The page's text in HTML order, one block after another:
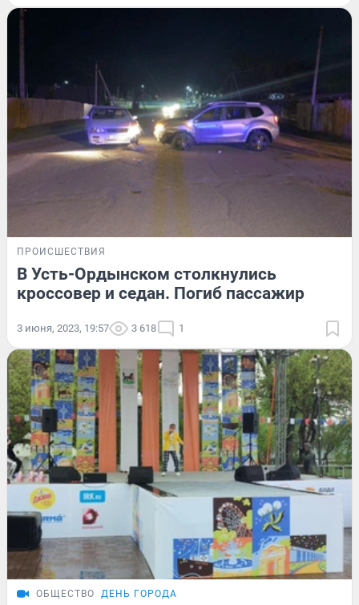
ПРОИСШЕСТВИЯ
В Усть-Ордынском столкнулись
кроссовер и седан. Погиб пассажир
3 июня, 2023, 19:57 3 618 1
ОБЩЕСТВО ДЕНЬ ГОРОДА